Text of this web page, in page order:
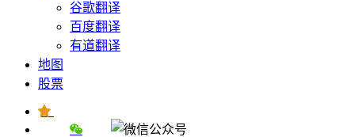
谷歌翻译
百度翻译
有道翻译
地图
股票